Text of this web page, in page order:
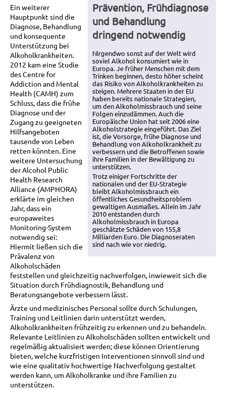
Prävention, Frühdiagnose
und Behandlung
dringend notwendig
Nirgendwo sonst auf der Welt wird
soviel Alkohol konsumiert wie in
Europa. Je früher Menschen mit dem
Trinken beginnen, desto höher scheint
das Risiko von Alkoholkrankheiten zu
steigen. Mehrere Staaten in der EU
haben bereits nationale Strategien,
um den Alkoholmissbrauch und seine
Folgen einzudämmen. Auch die
Europäische Union hat seit 2006 eine
Alkoholstrategie eingeführt. Das Ziel
ist, die Vorsorge, frühe Diagnose und
Behandlung von Alkoholkrankheit zu
verbessern und die Betroffenen sowie
ihre Familien in der Bewältigung zu
unterstützen.
Trotz einiger Fortschritte der
nationalen und der EU-Strategie
bleibt Alkoholmissbrauch ein
öffentliches Gesundheitsproblem
gewaltigen Ausmaßes. Allein im Jahr
2010 entstanden durch
Alkoholmissbrauch in Europa
geschätzte Schäden von 155,8
Milliarden Euro. Die Diagnoseraten
sind nach wie vor niedrig.
Ein weiterer
Hauptpunkt sind die
Diagnose, Behandlung
und konsequente
Unterstützung bei
Alkoholkrankheiten.
2012 kam eine Studie
des Centre for
Addiction and Mental
Health (CAMH) zum
Schluss, dass die frühe
Diagnose und der
Zugang zu geeigneten
Hilfsangeboten
tausende von Leben
retten könnten. Eine
weitere Untersuchung
der Alcohol Public
Health Research
Alliance (AMPHORA)
erklärte im gleichen
Jahr, dass ein
europaweites
Monitoring-System
notwendig sei:
Hiermit ließen sich die
Prävalenz von
Alkoholschäden
feststellen und gleichzeitig nachverfolgen, inwieweit sich die
Situation durch Frühdiagnostik, Behandlung und
Beratungsangebote verbessern lässt.
Ärzte und medizinisches Personal sollte durch Schulungen,
Training und Leitlinien darin unterstützt werden,
Alkoholkrankheiten frühzeitig zu erkennen und zu behandeln.
Relevante Leitlinien zu Alkoholschäden sollten entwickelt und
regelmäßig aktualisiert werden; diese können Orientierung
bieten, welche kurzfristigen Interventionen sinnvoll sind und
wie eine qualitativ hochwertige Nachverfolgung gestaltet
werden kann, um Alkoholkranke und ihre Familien zu
unterstützen.